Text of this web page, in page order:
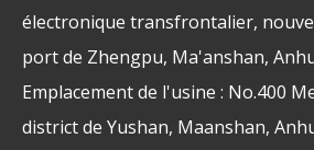
électronique transfrontalier,
port de Zhengpu, Ma'anshan,
Emplacement de l'usine : No.400
district de Yushan, Maanshan,